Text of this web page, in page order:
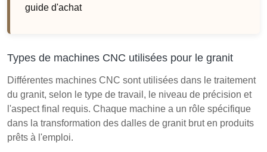
guide d'achat
Types de machines CNC utilisées pour le granit
Différentes machines CNC sont utilisées dans le traitement
du granit, selon le type de travail, le niveau de précision et
l'aspect final requis. Chaque machine a un rôle spécifique
dans la transformation des dalles de granit brut en produits
prêts à l'emploi.